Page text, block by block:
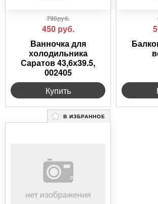
790руб.
450 руб.
Ванночка для
холодильника
Саратов 43,6х39.5,
002405
Купить
В ИЗБРАННОЕ